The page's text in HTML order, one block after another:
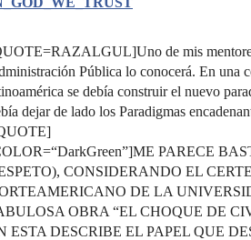
de mis
Pública lo conocerá. En una
se debía construir el nuevo
dejar de lado los Paradigmas
PARECE
CONSIDERANDO EL
DE LA
OBRA “EL CHOQUE DE
ESTA DESCRIBE EL PAPEL QUE